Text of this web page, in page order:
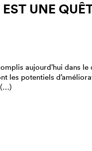
UNE
aujourd’hui dans le
les potentiels
(…)